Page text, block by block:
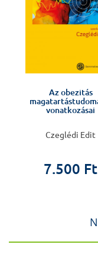
Az obezitás
vonatkozásai
Czeglédi Edit
7.500 Ft